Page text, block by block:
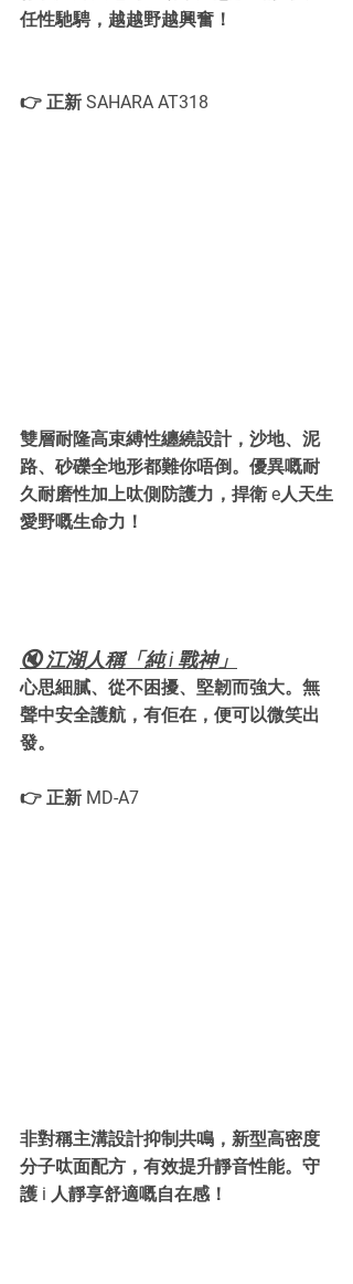
任性馳騁，越越野越興奮！
👉 正新 SAHARA AT318
雙層耐隆高束縛性纏繞設計，沙地、泥
路、砂礫全地形都難你唔倒。優異嘅耐
久耐磨性加上呔側防護力，捍衛 e人天生
愛野嘅生命力！
🔇 江湖人稱「純 i 戰神」
心思細膩、從不困擾、堅韌而強大。無
聲中安全護航，有佢在，便可以微笑出
發。
👉 正新 MD-A7
非對稱主溝設計抑制共鳴，新型高密度
分子呔面配方，有效提升靜音性能。守
護 i 人靜享舒適嘅自在感！